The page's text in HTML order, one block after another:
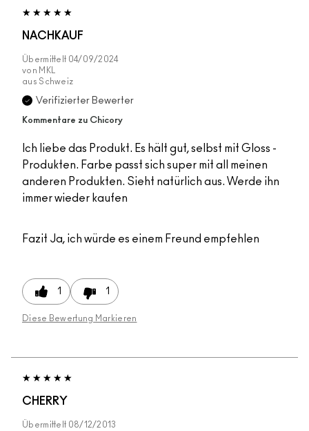
NACHKAUF
Übermittelt 04/09/2024
von MKL
aus Schweiz
Verifizierter Bewerter
Kommentare zu Chicory
Ich liebe das Produkt. Es hält gut, selbst mit Gloss -
Produkten. Farbe passt sich super mit all meinen
anderen Produkten. Sieht natürlich aus. Werde ihn
immer wieder kaufen
Fazit Ja, ich würde es einem Freund empfehlen
1 1
Diese Bewertung Markieren
CHERRY
Übermittelt 08/12/2013